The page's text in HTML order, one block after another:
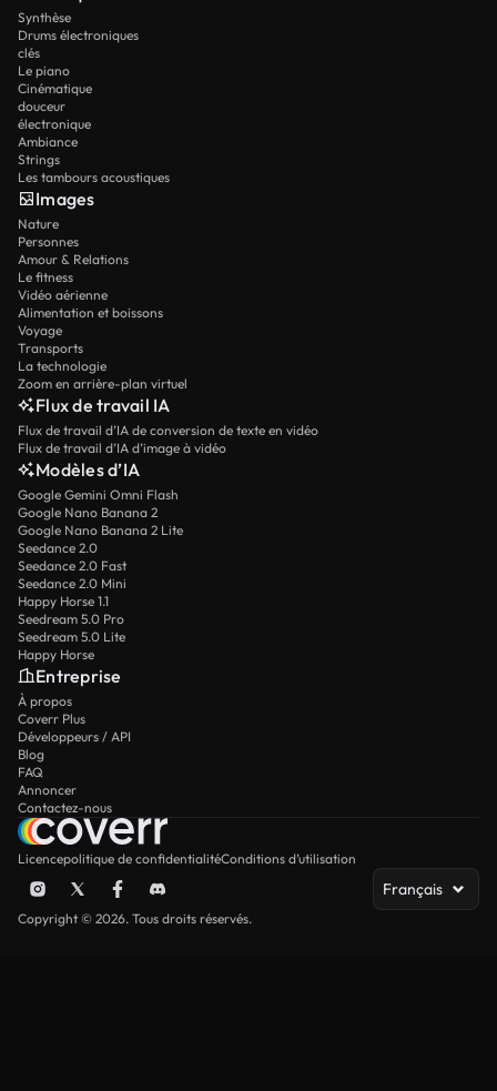
Synthèse
Drums électroniques
clés
Le piano
Cinématique
douceur
électronique
Ambiance
Strings
Les tambours acoustiques
Images
Nature
Personnes
Amour & Relations
Le fitness
Vidéo aérienne
Alimentation et boissons
Voyage
Transports
La technologie
Zoom en arrière-plan virtuel
Flux de travail IA
Flux de travail d’IA de conversion de texte en vidéo
Flux de travail d’IA d’image à vidéo
Modèles d’IA
Google Gemini Omni Flash
Google Nano Banana 2
Google Nano Banana 2 Lite
Seedance 2.0
Seedance 2.0 Fast
Seedance 2.0 Mini
Happy Horse 1.1
Seedream 5.0 Pro
Seedream 5.0 Lite
Happy Horse
Entreprise
À propos
Coverr Plus
Développeurs / API
Blog
FAQ
Annoncer
Contactez-nous
Licencepolitique de confidentialitéConditions d’utilisation
Français
Copyright © 2026. Tous droits réservés.